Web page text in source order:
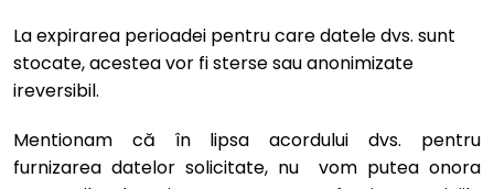
La expirarea perioadei pentru care datele dvs. sunt
stocate, acestea vor fi sterse sau anonimizate
ireversibil.
Mentionam că în lipsa acordului dvs. pentru
furnizarea datelor solicitate, nu vom putea onora